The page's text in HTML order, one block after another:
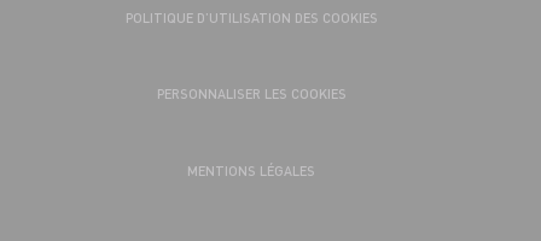
POLITIQUE D’UTILISATION DES COOKIES
PERSONNALISER LES COOKIES
MENTIONS LÉGALES